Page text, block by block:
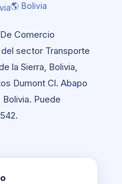
🌎 Bolivia
Comercio
sector Transporte
la Sierra, Bolivia,
Dumont Cl. Abapo
Bolivia. Puede